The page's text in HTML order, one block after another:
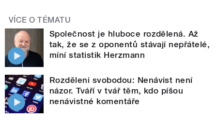
VÍCE O TÉMATU
Společnost je hluboce rozdělená. Až
tak, že se z oponentů stávají nepřátelé,
míní statistik Herzmann
Rozděleni svobodou: Nenávist není
názor. Tváří v tvář těm, kdo píšou
nenávistné komentáře